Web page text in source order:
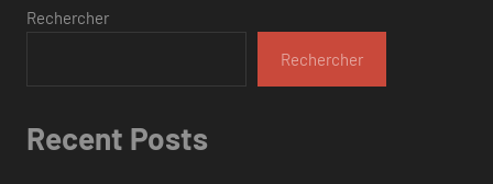
publications
Rechercher
Rechercher
Recent Posts